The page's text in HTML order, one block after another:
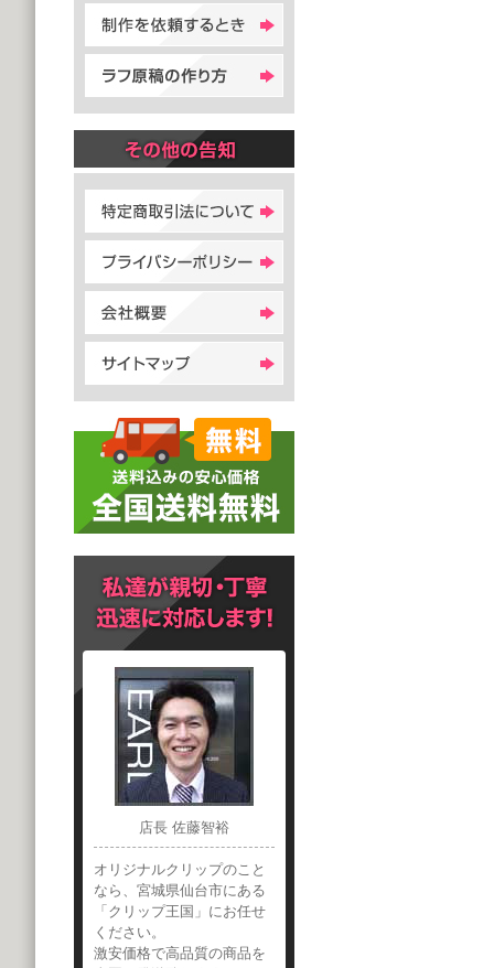
店長 佐藤智裕
オリジナルクリップのこと
なら、宮城県仙台市にある
「クリップ王国」にお任せ
ください。
激安価格で高品質の商品を